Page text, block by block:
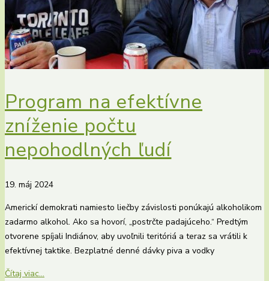
Program na efektívne
zníženie počtu
nepohodlných ľudí
19. máj 2024
Americkí demokrati namiesto liečby závislosti ponúkajú alkoholikom
zadarmo alkohol. Ako sa hovorí, „postrčte padajúceho.“ Predtým
otvorene spíjali Indiánov, aby uvoľnili teritóriá a teraz sa vrátili k
efektívnej taktike. Bezplatné denné dávky piva a vodky
Čítaj viac...